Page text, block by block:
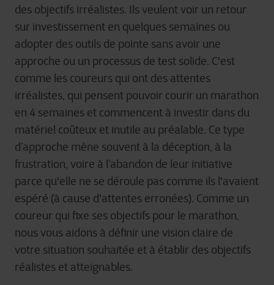
des objectifs irréalistes. Ils veulent voir un retour
sur investissement en quelques semaines ou
adopter des outils de pointe sans avoir une
approche ou un processus de test solide. C'est
comme les coureurs qui ont des attentes
irréalistes, qui pensent pouvoir courir un marathon
en 4 semaines et commencent à investir dans du
matériel coûteux et inutile au préalable. Ce type
d’approche mène souvent à la déception, à la
frustration, voire à l’abandon de leur initiative
parce qu'elle ne se déroule pas comme ils l'avaient
espéré (à cause d'attentes erronées). Comme un
coureur qui fixe ses objectifs pour le marathon,
nous vous aidons à définir une vision claire de
votre situation souhaitée et à établir des objectifs
réalistes et atteignables.